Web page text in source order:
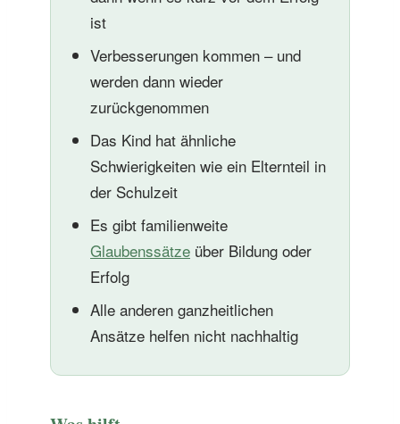
ist
Verbesserungen kommen – und
werden dann wieder
zurückgenommen
Das Kind hat ähnliche
Schwierigkeiten wie ein Elternteil in
der Schulzeit
Es gibt familienweite
Glaubenssätze über Bildung oder
Erfolg
Alle anderen ganzheitlichen
Ansätze helfen nicht nachhaltig